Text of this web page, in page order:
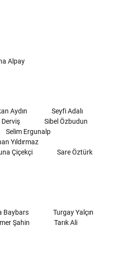
Alpay
Aydın
Seyfi Adalı
Sibel Özbudun
Selim Ergunalp
Yıldırmaz
Çiçekçi
Sare Öztürk
Baybars
Turgay Yalçın
Şahin Tarık Ali